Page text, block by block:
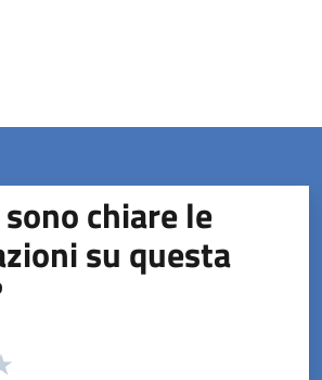
chiare le
su questa
la pagina